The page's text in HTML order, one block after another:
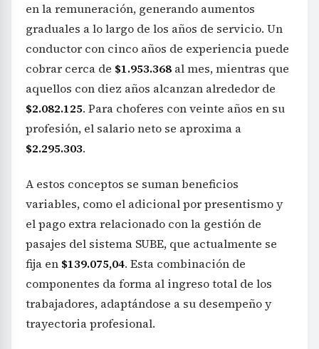
en la remuneración, generando aumentos
graduales a lo largo de los años de servicio. Un
conductor con cinco años de experiencia puede
cobrar cerca de $1.953.368 al mes, mientras que
aquellos con diez años alcanzan alrededor de
$2.082.125. Para choferes con veinte años en su
profesión, el salario neto se aproxima a
$2.295.303.
A estos conceptos se suman beneficios
variables, como el adicional por presentismo y
el pago extra relacionado con la gestión de
pasajes del sistema SUBE, que actualmente se
fija en $139.075,04. Esta combinación de
componentes da forma al ingreso total de los
trabajadores, adaptándose a su desempeño y
trayectoria profesional.